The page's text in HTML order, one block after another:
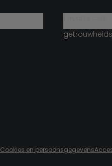
Cookies en persoonsgegevens